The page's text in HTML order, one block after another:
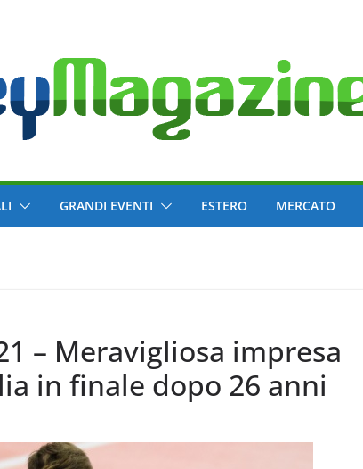
GRANDI EVENTI ESTERO MERCATO
– Meravigliosa impresa
in finale dopo 26 anni